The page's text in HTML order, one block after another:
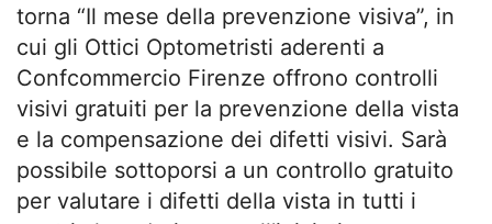
torna “Il mese della prevenzione visiva”, in
cui gli Ottici Optometristi aderenti a
Confcommercio Firenze offrono controlli
visivi gratuiti per la prevenzione della vista
e la compensazione dei difetti visivi. Sarà
possibile sottoporsi a un controllo gratuito
per valutare i difetti della vista in tutti i